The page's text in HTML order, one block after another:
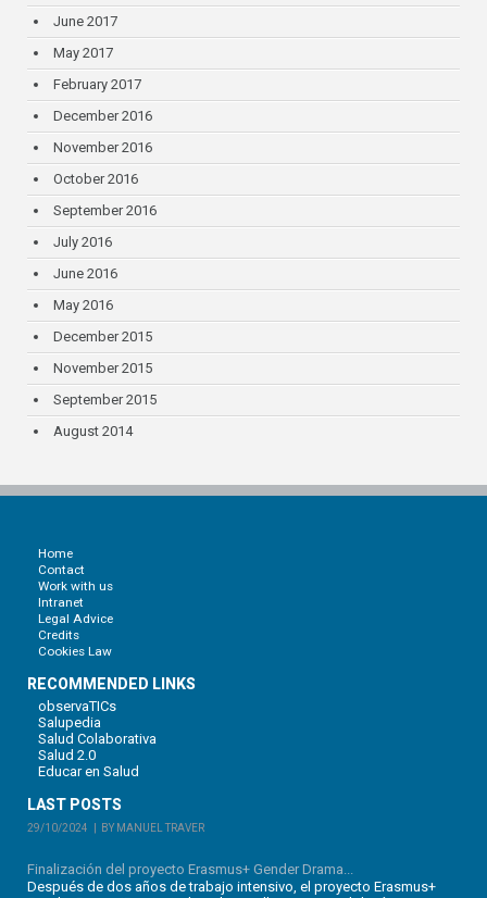
June 2017
May 2017
February 2017
December 2016
November 2016
October 2016
September 2016
July 2016
June 2016
May 2016
December 2015
November 2015
September 2015
August 2014
Home
Contact
Work with us
Intranet
Legal Advice
Credits
Cookies Law
RECOMMENDED LINKS
observaTICs
Salupedia
Salud Colaborativa
Salud 2.0
Educar en Salud
LAST POSTS
29/10/2024 BY MANUEL TRAVER
Finalización del proyecto Erasmus+ Gender Drama...
Después de dos años de trabajo intensivo, el proyecto Erasmus+